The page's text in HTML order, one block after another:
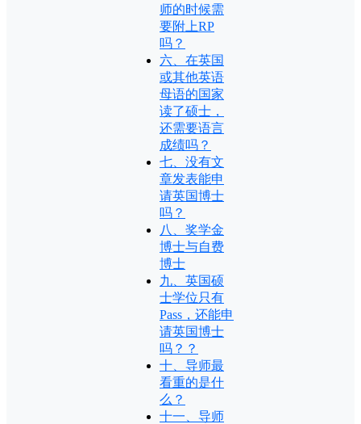
师的时候需
要附上RP
吗？
六、在英国
或其他英语
母语的国家
读了硕士，
还需要语言
成绩吗？
七、没有文
章发表能申
请英国博士
吗？
八、奖学金
博士与自费
博士
九、英国硕
士学位只有
Pass，还能申
请英国博士
吗？？
十、导师最
看重的是什
么？
十一、导师